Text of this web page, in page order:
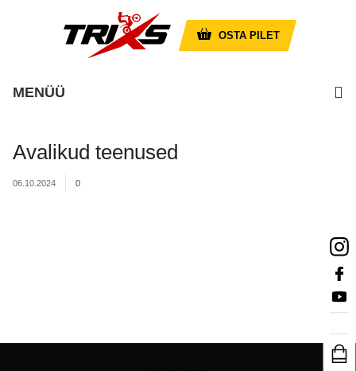
OSTA PILET
MENÜÜ
Avalikud teenused
06.10.2024 0